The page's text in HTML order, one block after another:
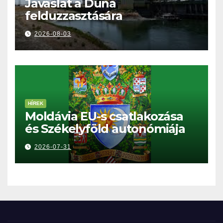
Javaslat a Duna
felduzzasztására
2026-08-03
HÍREK
Moldávia EU-s csatlakozása
és Székelyföld autonómiája
2026-07-31